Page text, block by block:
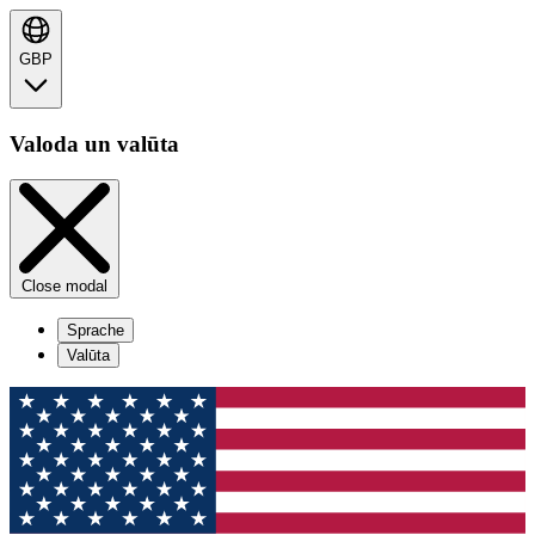
GBP
Valoda un valūta
Close modal
Sprache
Valūta